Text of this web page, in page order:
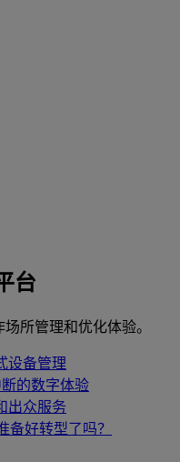
台
所管理和优化体验。
设备管理
的数字体验
出众服务
备好转型了吗？